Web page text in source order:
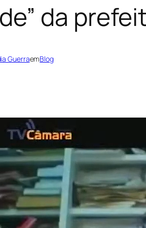
da
GuerraemBlog